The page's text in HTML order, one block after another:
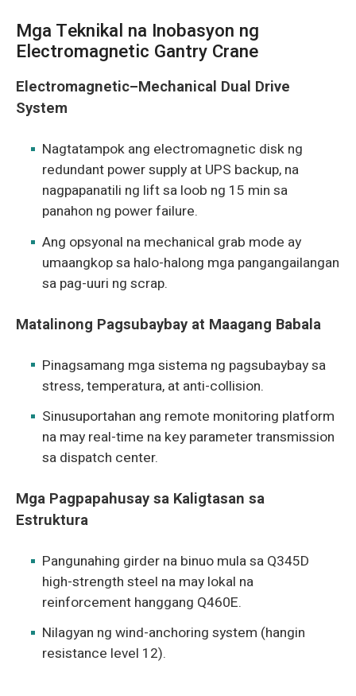
Mga Teknikal na Inobasyon ng
Electromagnetic Gantry Crane
Electromagnetic–Mechanical Dual Drive
System
Nagtatampok ang electromagnetic disk ng
redundant power supply at UPS backup, na
nagpapanatili ng lift sa loob ng 15 min sa
panahon ng power failure.
Ang opsyonal na mechanical grab mode ay
umaangkop sa halo-halong mga pangangailangan
sa pag-uuri ng scrap.
Matalinong Pagsubaybay at Maagang Babala
Pinagsamang mga sistema ng pagsubaybay sa
stress, temperatura, at anti-collision.
Sinusuportahan ang remote monitoring platform
na may real-time na key parameter transmission
sa dispatch center.
Mga Pagpapahusay sa Kaligtasan sa
Estruktura
Pangunahing girder na binuo mula sa Q345D
high-strength steel na may lokal na
reinforcement hanggang Q460E.
Nilagyan ng wind-anchoring system (hangin
resistance level 12).